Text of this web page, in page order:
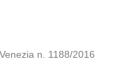
n. 1188/2016